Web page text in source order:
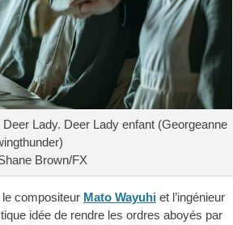
Lady. Deer Lady enfant (Georgeanne
Brown/FX
compositeur Mato Wayuhi et l’ingénieur
idée de rendre les ordres aboyés par